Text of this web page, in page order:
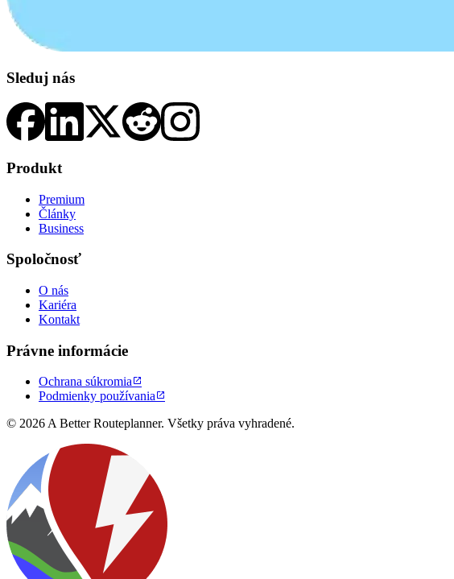
Sleduj nás
Produkt
Premium
Články
Business
Spoločnosť
O nás
Kariéra
Kontakt
Právne informácie
Ochrana súkromia
Podmienky používania
© 2026 A Better Routeplanner. Všetky práva vyhradené.